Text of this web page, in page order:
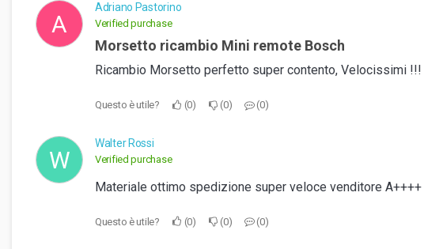
A
Adriano Pastorino
Verified purchase
Morsetto ricambio Mini remote Bosch
Ricambio Morsetto perfetto super contento, Velocissimi !!!
Questo è utile? 0 0 0
W
Walter Rossi
Verified purchase
Materiale ottimo spedizione super veloce venditore A++++
Questo è utile? 0 0 0